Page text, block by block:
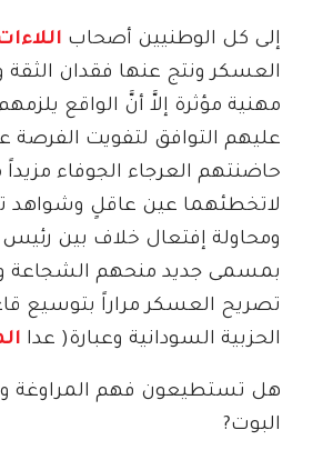
إلى كل الوطنيين أصحاب
العسكر ونتج عنها فقدان الثقة
مهنية مؤثرة إلاَّ أنَّ الواقع
عليهم التوافق لتفويت
حاضنتهم العرجاء الجوفاء
لاتخطئهما عين عاقلٍ وشواهد
ومحاولة إفتعال خلاف بين
بمسمى جديد منحهم الشجاعة
تصريح العسكر مراراً بتوسيع
الحزبية السودانية وعبارة( عدا
هل تستطيعون فهم المراوغة
البوت?